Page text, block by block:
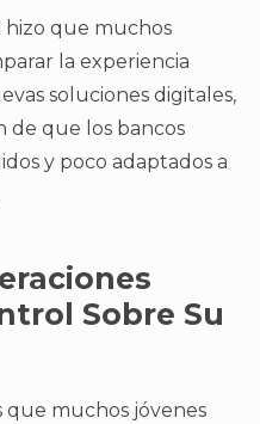
hizo que muchos
la experiencia
soluciones digitales,
de que los bancos
y poco adaptados a
Sobre Su
muchos jóvenes